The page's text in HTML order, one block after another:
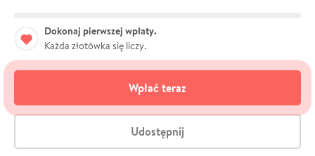
Dokonaj pierwszej wpłaty.
Każda złotówka się liczy.
Wpłać teraz
Udostępnij